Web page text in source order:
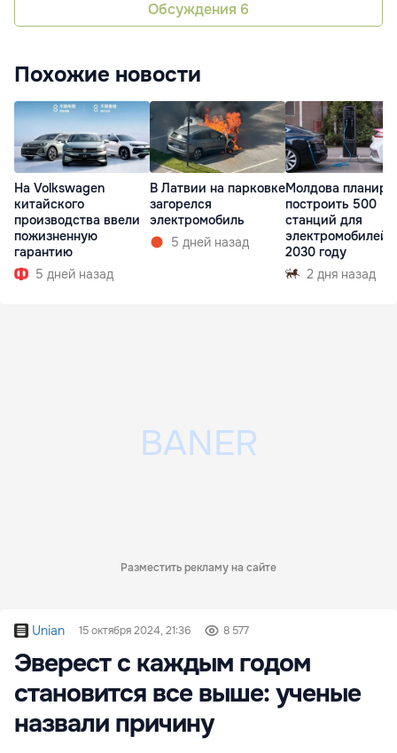
Обсуждения 6
Похожие новости
На Volkswagen
китайского
производства ввели
пожизненную
гарантию
5 дней назад
В Латвии на парковке
загорелся
электромобиль
5 дней назад
Молдова
построить 500
станций для
электромобилей
2030 году
2 дня назад
Разместить рекламу на сайте
Unian 15 октября 2024, 21:36 8 577
Эверест с каждым годом
становится все выше: ученые
назвали причину